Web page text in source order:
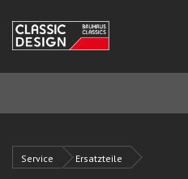
Service Ersatzteile